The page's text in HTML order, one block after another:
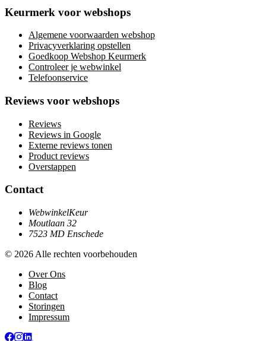
Keurmerk voor webshops
Algemene voorwaarden webshop
Privacyverklaring opstellen
Goedkoop Webshop Keurmerk
Controleer je webwinkel
Telefoonservice
Reviews voor webshops
Reviews
Reviews in Google
Externe reviews tonen
Product reviews
Overstappen
Contact
WebwinkelKeur
Moutlaan 32
7523 MD Enschede
© 2026 Alle rechten voorbehouden
Over Ons
Blog
Contact
Storingen
Impressum